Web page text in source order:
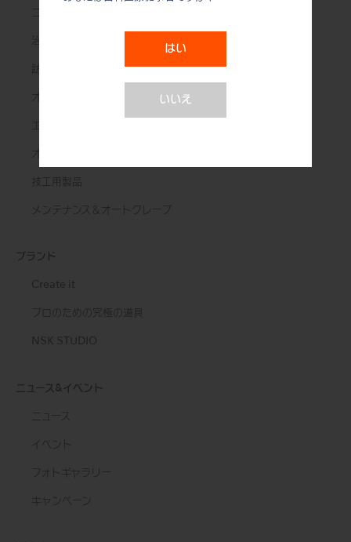
はい
いいえ
コントラアングル
治療用モーター
訪問診療用機器
オーラルハイジーン
オーラルサージェリー
技工用製品
メンテナンス＆オートクレーブ
ブランド
Create it
プロのための究極の道具
NSK STUDIO
ニュース&イベント
ニュース
イベント
フォトギャラリー
キャンペーン